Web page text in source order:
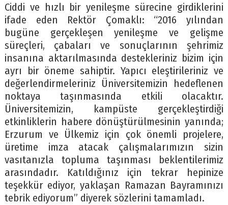
Ciddi ve hızlı bir yenileşme sürecine girdiklerini
ifade eden Rektör Çomaklı: “2016 yılından
bugüne gerçekleşen yenileşme ve gelişme
süreçleri, çabaları ve sonuçlarının şehrimiz
insanına aktarılmasında destekleriniz bizim için
ayrı bir öneme sahiptir. Yapıcı eleştirileriniz ve
değerlendirmeleriniz Üniversitemizin hedeflenen
noktaya taşınmasında etkili olacaktır.
Üniversitemizin, kampüste gerçekleştirdiği
etkinliklerin habere dönüştürülmesinin yanında;
Erzurum ve Ülkemiz için çok önemli projelere,
üretime imza atacak çalışmalarımızın sizin
vasıtanızla topluma taşınması beklentilerimiz
arasındadır. Katıldığınız için tekrar hepinize
teşekkür ediyor, yaklaşan Ramazan Bayramınızı
tebrik ediyorum” diyerek sözlerini tamamladı.